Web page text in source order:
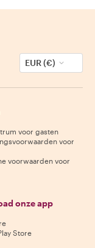
EUR (€)
voor gasten
voor
voorwaarden voor
onze app
Store